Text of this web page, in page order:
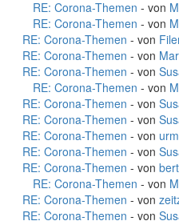
RE: Corona-Themen - von
RE: Corona-Themen - von
RE: Corona-Themen - von
RE: Corona-Themen - von
RE: Corona-Themen - von
RE: Corona-Themen - von
RE: Corona-Themen - von
RE: Corona-Themen - von
RE: Corona-Themen - von
RE: Corona-Themen - von
RE: Corona-Themen - von
RE: Corona-Themen - von
RE: Corona-Themen - von
RE: Corona-Themen - von